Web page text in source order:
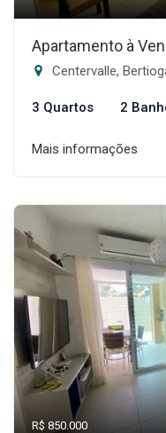
Apartamento à
Centervalle,
3 Quartos 2
Mais informações
R$ 850.000